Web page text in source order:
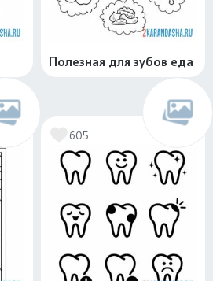
Полезная для зубов еда
605